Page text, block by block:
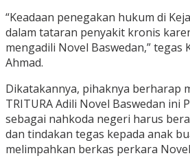
“Keadaan penegakan hukum di
dalam tataran penyakit kronis
mengadili Novel Baswedan,” tegas
Ahmad.
Dikatakannya, pihaknya berharap
TRITURA Adili Novel Baswedan ini
sebagai nahkoda negeri harus
dan tindakan tegas kepada anak
melimpahkan berkas perkara